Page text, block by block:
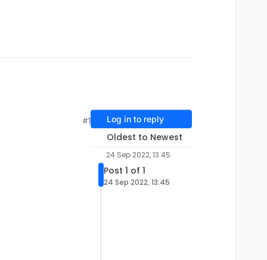
#1 Log in to reply
Oldest to Newest
24 Sep 2022, 13:45
Post 1 of 1
24 Sep 2022, 13:45